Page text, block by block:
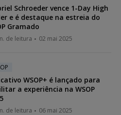
Schroeder vence 1-Day High
e é destaque na estreia do
Gramado
de leitura 02 mai 2025
WSOP+ é lançado para
a experiência na WSOP
de leitura 06 mai 2025